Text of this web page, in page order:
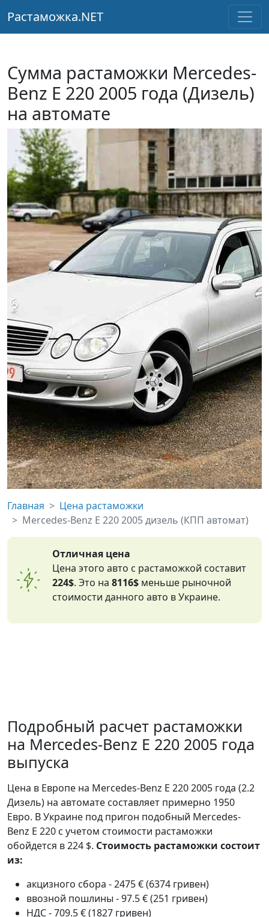
Растаможка.NET
Сумма растаможки Mercedes-
Benz E 220 2005 года (Дизель)
на автомате
Главная
Цена растаможки
Mercedes-Benz E 220 2005 дизель (КПП автомат)
Отличная цена
Цена этого авто с растаможкой составит
224$. Это на8116$ меньше рыночной
стоимости данного авто в Украине.
Подробный расчет растаможки
на Mercedes-Benz E 220 2005 года
выпуска
Цена в Европе на Mercedes-Benz E 220 2005 года (2.2
Дизель) на автомате составляет примерно 1950
Евро. В Украине под пригон подобный Mercedes-
Benz E 220 с учетом стоимости растаможки
обойдется в 224 $. Стоимость растаможки состоит
из:
акцизного сбора - 2475 € (6374 гривен)
ввозной пошлины - 97.5 € (251 гривен)
НДС - 709.5 € (1827 гривен)